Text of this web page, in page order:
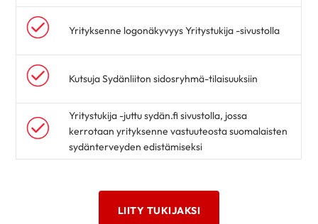
Yrityksenne logonäkyvyys Yritystukija -sivustolla
Kutsuja Sydänliiton sidosryhmä-tilaisuuksiin
Yritystukija -juttu sydän.fi sivustolla, jossa
kerrotaan yrityksenne vastuuteosta suomalaisten
sydänterveyden edistämiseksi
LIITY TUKIJAKSI